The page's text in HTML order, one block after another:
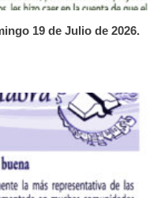
19 de Julio de 2026.